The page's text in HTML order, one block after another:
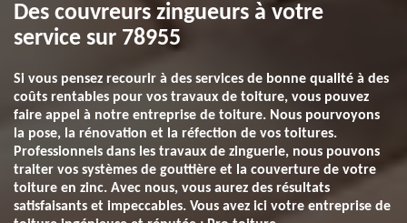
Des couvreurs zingueurs à votre
service sur 78955
Si vous pensez recourir à des services de bonne qualité à des
coûts rentables pour vos travaux de toiture, vous pouvez
faire appel à notre entreprise de toiture. Nous pourvoyons
la pose, la rénovation et la réfection de vos toitures.
Professionnels dans les travaux de zinguerie, nous pouvons
traiter vos systèmes de gouttière et la couverture de votre
toiture en zinc. Avec nous, vous aurez des résultats
satisfaisants et impeccables. Vous avez ici votre entreprise de